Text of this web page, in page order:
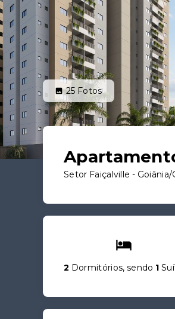
25 Fotos
Setor Faiçalville - Goiânia/
2 Dormitórios, sendo 1